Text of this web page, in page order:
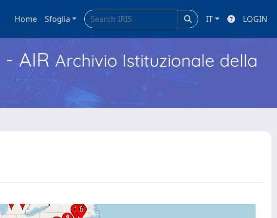
Home Sfoglia IT LOGIN
- AIR Archivio Istituzionale della